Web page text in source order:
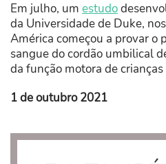
Em julho, um estudo
da Universidade de Duke,
América começou a provar o
sangue do cordão umbilical
da função motora de
1 de outubro 2021